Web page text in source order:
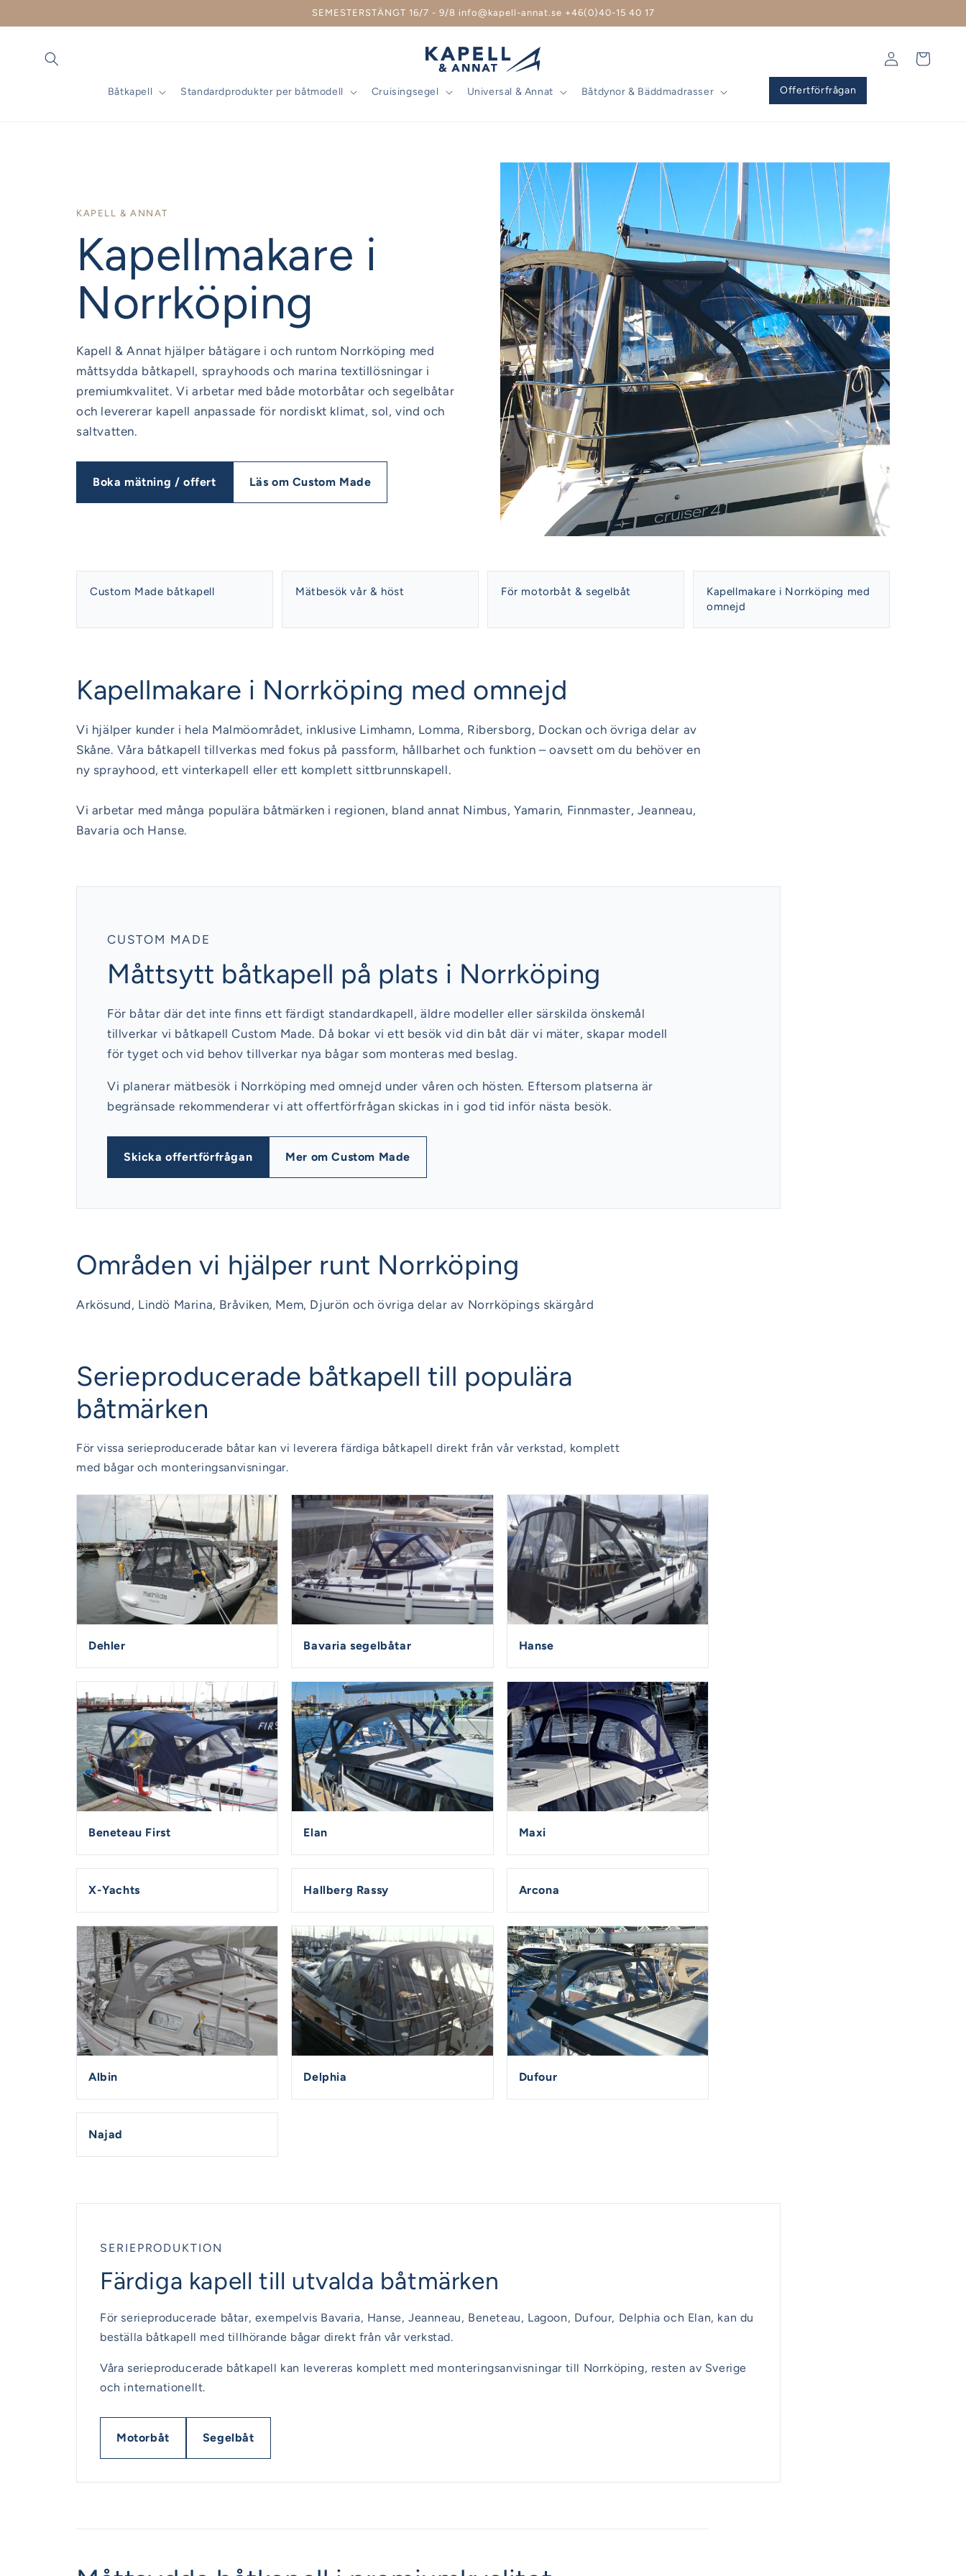
SEMESTERSTÄNGT 16/7 - 9/8 info@kapell-annat.se +46(0)40-15 40 17
Båtkapell Standardprodukter per båtmodell Cruisingsegel Universal & Annat Båtdynor & Bäddmadrasser Offertförfrågan
Logga
Varukorg
KAPELL & ANNAT
Kapellmakare i
Norrköping
Kapell & Annat hjälper båtägare i och runtom Norrköping med
måttsydda båtkapell, sprayhoods och marina textillösningar i
premiumkvalitet. Vi arbetar med både motorbåtar och segelbåtar
och levererar kapell anpassade för nordiskt klimat, sol, vind och
saltvatten.
Boka mätning / offert Läs om Custom Made
Custom Made båtkapell Mätbesök vår & höst För motorbåt & segelbåt
Kapellmakare i Norrköping med
omnejd
Kapellmakare i Norrköping med omnejd
Vi hjälper kunder i hela Malmöområdet, inklusive Limhamn, Lomma, Ribersborg, Dockan och övriga delar av
Skåne. Våra båtkapell tillverkas med fokus på passform, hållbarhet och funktion – oavsett om du behöver en
ny sprayhood, ett vinterkapell eller ett komplett sittbrunnskapell.
Vi arbetar med många populära båtmärken i regionen, bland annat Nimbus, Yamarin, Finnmaster, Jeanneau,
Bavaria och Hanse.
CUSTOM MADE
Måttsytt båtkapell på plats i Norrköping
För båtar där det inte finns ett färdigt standardkapell, äldre modeller eller särskilda önskemål
tillverkar vi båtkapell Custom Made. Då bokar vi ett besök vid din båt där vi mäter, skapar modell
för tyget och vid behov tillverkar nya bågar som monteras med beslag.
Vi planerar mätbesök i Norrköping med omnejd under våren och hösten. Eftersom platserna är
begränsade rekommenderar vi att offertförfrågan skickas in i god tid inför nästa besök.
Skicka offertförfrågan Mer om Custom Made
Områden vi hjälper runt Norrköping
Arkösund, Lindö Marina, Bråviken, Mem, Djurön och övriga delar av Norrköpings skärgård
Serieproducerade båtkapell till populära
båtmärken
För vissa serieproducerade båtar kan vi leverera färdiga båtkapell direkt från vår verkstad, komplett
med bågar och monteringsanvisningar.
Dehler Bavaria segelbåtar Hanse
Beneteau First Elan Maxi
X-Yachts Hallberg Rassy Arcona
Albin Delphia Dufour
Najad
SERIEPRODUKTION
Färdiga kapell till utvalda båtmärken
För serieproducerade båtar, exempelvis Bavaria, Hanse, Jeanneau, Beneteau, Lagoon, Dufour, Delphia och Elan, kan du
beställa båtkapell med tillhörande bågar direkt från vår verkstad.
Våra serieproducerade båtkapell kan levereras komplett med monteringsanvisningar till Norrköping, resten av Sverige
och internationellt.
Motorbåt Segelbåt